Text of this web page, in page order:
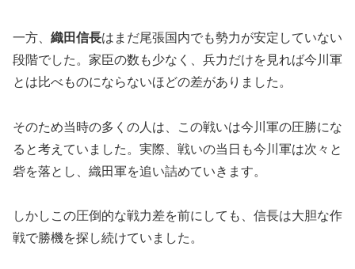
一方、 織田信長はまだ尾張国内でも勢力が安定していない
段階でした。家臣の数も少なく、兵力だけを見れば今川軍
とは比べものにならないほどの差がありました。
そのため当時の多くの人は、この戦いは今川軍の圧勝にな
ると考えていました。実際、戦いの当日も今川軍は次々と
砦を落とし、織田軍を追い詰めていきます。
しかしこの圧倒的な戦力差を前にしても、信長は大胆な作
戦で勝機を探し続けていました。